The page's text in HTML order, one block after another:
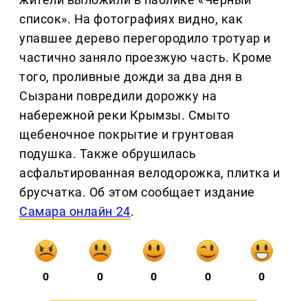
список». На фотографиях видно, как
упавшее дерево перегородило тротуар и
частично заняло проезжую часть. Кроме
того, проливные дожди за два дня в
Сызрани повредили дорожку на
набережной реки Крымзы. Смыто
щебеночное покрытие и грунтовая
подушка. Также обрушилась
асфальтированная велодорожка, плитка и
брусчатка. Об этом сообщает издание
Самара онлайн 24.
0 0 0 0 0